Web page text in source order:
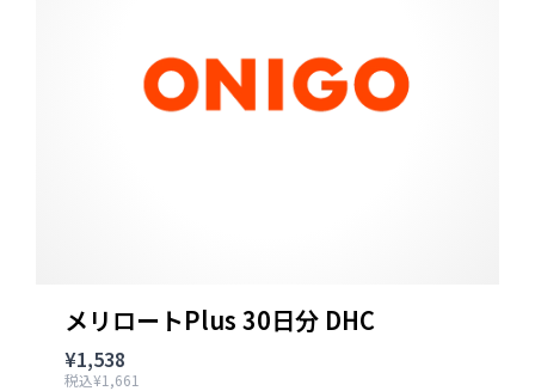
メリロートPlus 30日分 DHC
¥1,538
税込¥1,661